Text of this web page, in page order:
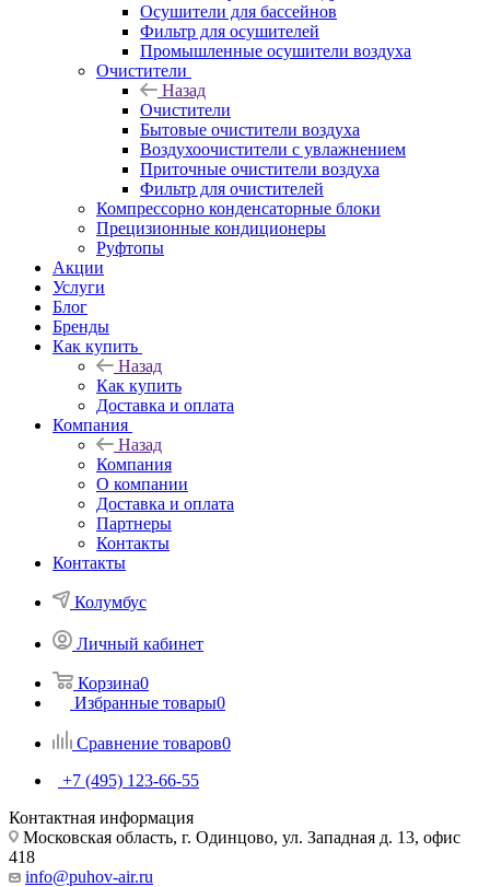
Осушители для бассейнов
Фильтр для осушителей
Промышленные осушители воздуха
Очистители
Назад
Очистители
Бытовые очистители воздуха
Воздухоочистители с увлажнением
Приточные очистители воздуха
Фильтр для очистителей
Компрессорно конденсаторные блоки
Прецизионные кондиционеры
Руфтопы
Акции
Услуги
Блог
Бренды
Как купить
Назад
Как купить
Доставка и оплата
Компания
Назад
Компания
О компании
Доставка и оплата
Партнеры
Контакты
Контакты
Колумбус
Личный кабинет
Корзина0
Избранные товары0
Сравнение товаров0
+7 (495) 123-66-55
Контактная информация
Московская область, г. Одинцово, ул. Западная д. 13, офис
418
info@puhov-air.ru